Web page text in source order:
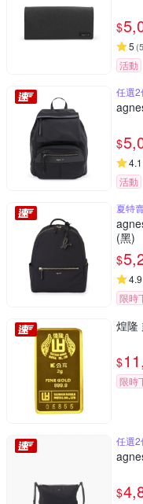
$
5 (5
活動
任選
$
4.1
活動
夏特
(黑)
$
4.9
限時
煌隆
$
限時
任選
$